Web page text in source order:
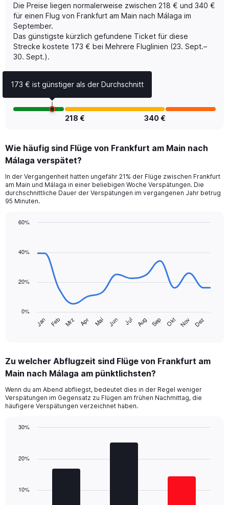
2
Y
axes
displaying
Avg.
Price
Number
of
Die Preise liegen normalerweise zwischen 218 € und 340 €
für einen Flug von Frankfurt am Main nach Málaga im
September.
Das günstigste kürzlich gefundene Ticket für diese
Strecke kostete 173 € bei Mehrere Fluglinien (23. Sept.–
30. Sept.).
218 € 340 €
Wie häufig sind Flüge von Frankfurt am Main nach
Málaga verspätet?
In der Vergangenheit hatten ungefähr 21% der Flüge zwischen Frankfurt
am Main und Málaga in einer beliebigen Woche Verspätungen. Die
durchschnittliche Dauer der Verspätungen im vergangenen Jahr betrug
95 Minuten.
with
has
categories.
Range:
categories.
The
chart
displaying
Jan Feb Mrz Apr Mai Jun Jul Aug Sep Okt Nov Dez
0%
20%
40%
60%
Zu welcher Abflugzeit sind Flüge von Frankfurt am
Main nach Málaga am pünktlichsten?
Wenn du am Abend abfliegst, bedeutet dies in der Regel weniger
Verspätungen im Gegensatz zu Flügen am frühen Nachmittag, die
häufigere Verspätungen verzeichnet haben.
with
The
10%
20%
30%
173 € ist günstiger als der Durchschnitt